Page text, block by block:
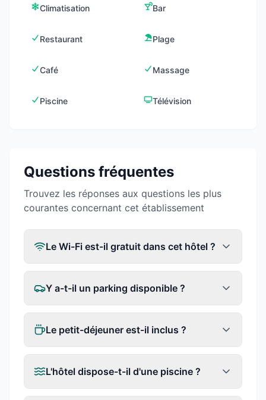
Climatisation Bar
Restaurant Plage
Café Massage
Piscine Télévision
Questions fréquentes
Trouvez les réponses aux questions les plus
courantes concernant cet établissement
Le Wi-Fi est-il gratuit dans cet hôtel ?
Y a-t-il un parking disponible ?
Le petit-déjeuner est-il inclus ?
L'hôtel dispose-t-il d'une piscine ?